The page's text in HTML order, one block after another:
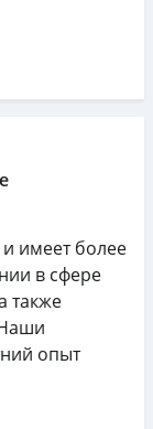
имеет более
в сфере
также
опыт